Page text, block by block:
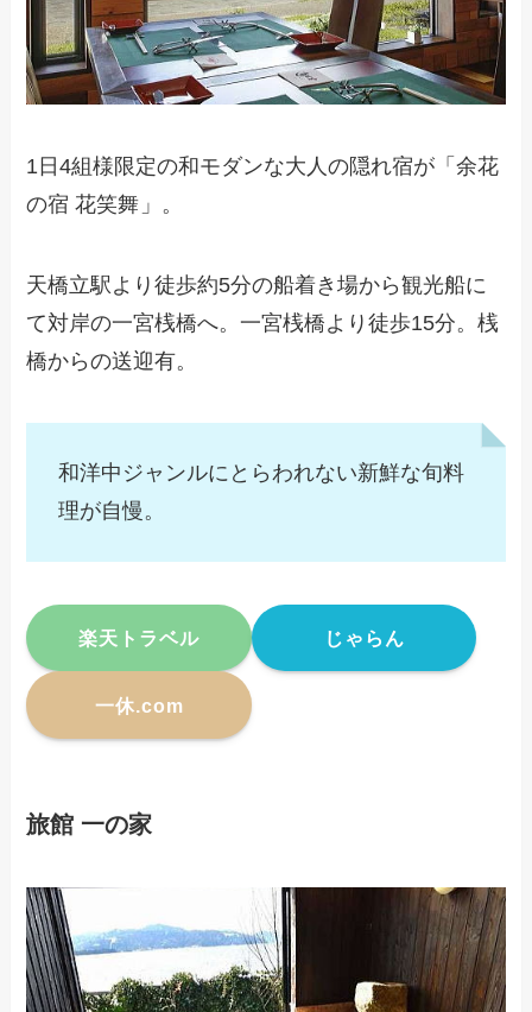
1日4組様限定の和モダンな大人の隠れ宿が「余花
の宿 花笑舞 」。
天橋立駅より徒歩約5分の船着き場から観光船に
て対岸の一宮桟橋へ。一宮桟橋より徒歩15分。桟
橋からの送迎有。
和洋中ジャンルにとらわれない新鮮な旬料
理が自慢。
楽天トラベル じゃらん
一休.com
旅館 一の家